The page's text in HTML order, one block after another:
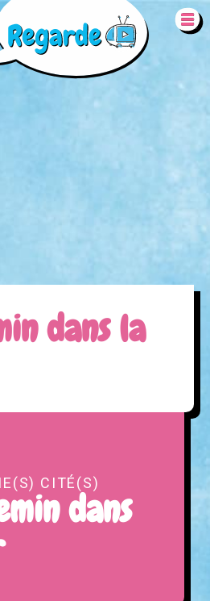
Aller au contenu principal
dans la
CITÉ(S)
dans